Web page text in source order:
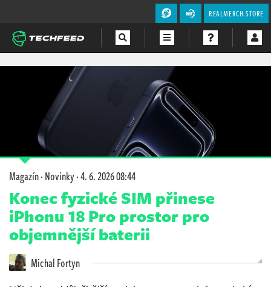
REALMERCH.STORE
Magazín·Novinky·4. 6. 2026 08:44
Konec fyzické SIM přinese
iPhonu 18 Pro prostor pro
objemnější baterii
Michal Fortyn